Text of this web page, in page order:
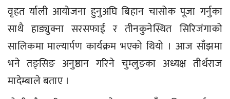
वृहत र्याली आयोजना हुनुअघि बिहान चासोक पूजा गर्नुका
साथै हाङ्युक्ना सरसफाई र तीनकुनेस्थित सिरिजंगाको
सालिकमा माल्यार्पण कार्यक्रम भएको थियो । आज साँझमा
भने तङ्सिङ अनुष्ठान गरिने चुम्लुङका अध्यक्ष तीर्थराज
मादेम्बाले बताए ।